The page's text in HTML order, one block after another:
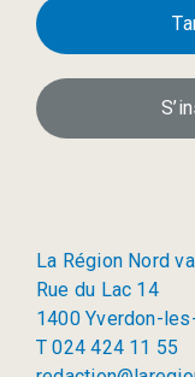
La Région Nord
Rue du Lac 14
1400 Yverdon-
T 024 424 11 55